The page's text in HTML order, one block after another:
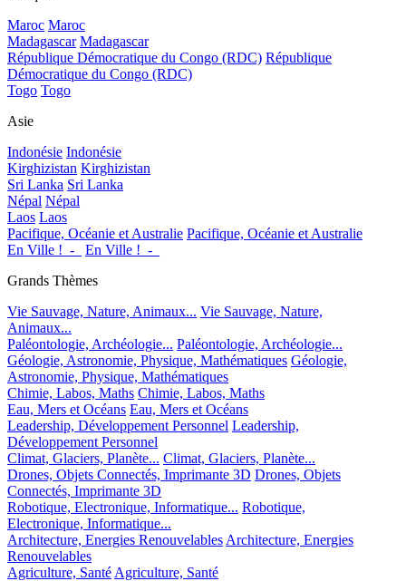
Maroc Maroc
Madagascar Madagascar
République Démocratique du Congo (RDC) République
Démocratique du Congo (RDC)
Togo Togo
Asie
Indonésie Indonésie
Kirghizistan Kirghizistan
Sri Lanka Sri Lanka
Népal Népal
Laos Laos
Pacifique, Océanie et Australie Pacifique, Océanie et Australie
En Ville !_-_
En Ville !_-_
Grands Thèmes
Vie Sauvage, Nature, Animaux... Vie Sauvage, Nature,
Animaux...
Paléontologie, Archéologie... Paléontologie, Archéologie...
Géologie, Astronomie, Physique, Mathématiques Géologie,
Astronomie, Physique, Mathématiques
Chimie, Labos, Maths Chimie, Labos, Maths
Eau, Mers et Océans Eau, Mers et Océans
Leadership, Développement Personnel Leadership,
Développement Personnel
Climat, Glaciers, Planète... Climat, Glaciers, Planète...
Drones, Objets Connectés, Imprimante 3D Drones, Objets
Connectés, Imprimante 3D
Robotique, Electronique, Informatique... Robotique,
Electronique, Informatique...
Architecture, Energies Renouvelables Architecture, Energies
Renouvelables
Agriculture, Santé Agriculture, Santé